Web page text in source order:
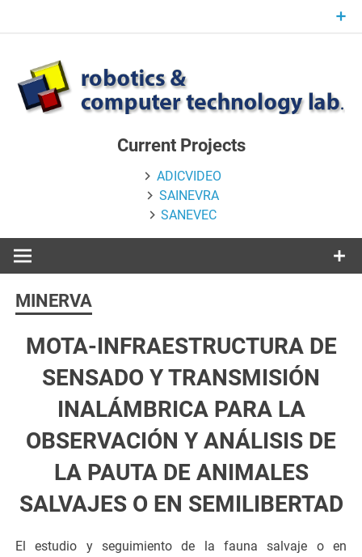
Current Projects
ADICVIDEO
SAINEVRA
SANEVEC
MINERVA
MOTA-INFRAESTRUCTURA DE
SENSADO Y TRANSMISIÓN
INALÁMBRICA PARA LA
OBSERVACIÓN Y ANÁLISIS DE
LA PAUTA DE ANIMALES
SALVAJES O EN SEMILIBERTAD
El estudio y seguimiento de la fauna salvaje o en